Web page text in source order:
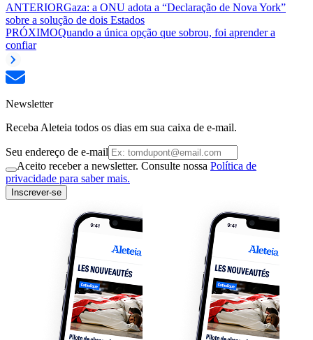
ANTERIORGaza: a ONU adota a “Declaração de Nova York”
sobre a solução de dois Estados
PRÓXIMOQuando a única opção que sobrou, foi aprender a
confiar
Newsletter
Receba Aleteia todos os dias em sua caixa de e-mail.
Seu endereço de e-mail
Aceito receber a newsletter. Consulte nossa Política de
privacidade para saber mais.
Inscrever-se